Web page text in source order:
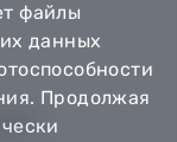
файлы
данных
Продолжая